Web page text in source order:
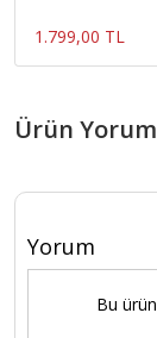
1.799,00 TL
Ürün
Yorum
Bu